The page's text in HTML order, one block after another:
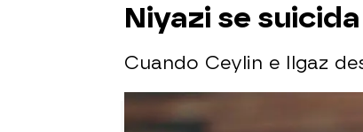
Niyazi se
Cuando Ceylin e Ilgaz